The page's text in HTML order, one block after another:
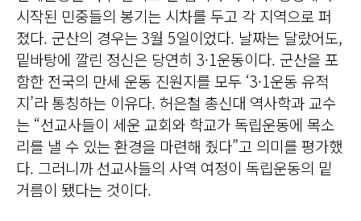
시작된 민중들의 봉기는 시차를 두고 각 지역으로 퍼
졌다. 군산의 경우는 3월 5일이었다. 날짜는 달랐어도,
밑바탕에 깔린 정신은 당연히 3·1운동이다. 군산을 포
함한 전국의 만세 운동 진원지를 모두 ‘3·1운동 유적
지’라 통칭하는 이유다. 허은철 총신대 역사학과 교수
는 “선교사들이 세운 교회와 학교가 독립운동에 목소
리를 낼 수 있는 환경을 마련해 줬다”고 의미를 평가했
다. 그러니까 선교사들의 사역 여정이 독립운동의 밑
거름이 됐다는 것이다.